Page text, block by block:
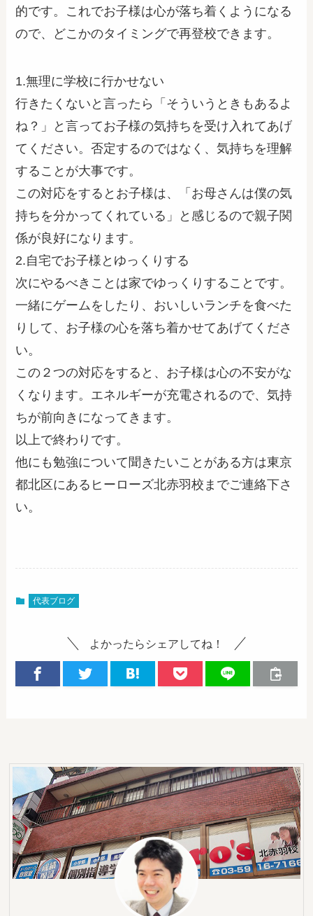
的です。これでお子様は心が落ち着くようになる
ので、どこかのタイミングで再登校できます。
1.無理に学校に行かせない
行きたくないと言ったら「そういうときもあるよ
ね？」と言ってお子様の気持ちを受け入れてあげ
てください。否定するのではなく、気持ちを理解
することが大事です。
この対応をするとお子様は、「お母さんは僕の気
持ちを分かってくれている」と感じるので親子関
係が良好になります。
2.自宅でお子様とゆっくりする
次にやるべきことは家でゆっくりすることです。
一緒にゲームをしたり、おいしいランチを食べた
りして、お子様の心を落ち着かせてあげてくださ
い。
この２つの対応をすると、お子様は心の不安がな
くなります。エネルギーが充電されるので、気持
ちが前向きになってきます。
以上で終わりです。
他にも勉強について聞きたいことがある方は東京
都北区にあるヒーローズ北赤羽校までご連絡下さ
い。
代表ブログ
よかったらシェアしてね！